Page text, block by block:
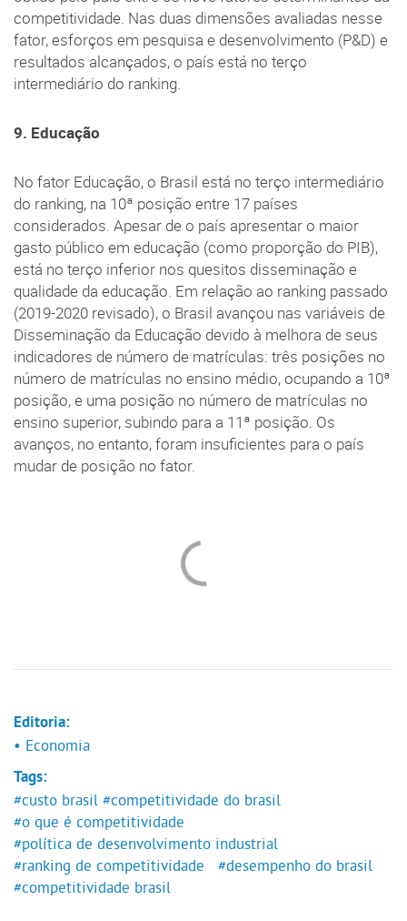
competitividade. Nas duas dimensões avaliadas nesse
fator, esforços em pesquisa e desenvolvimento (P&D) e
resultados alcançados, o país está no terço
intermediário do ranking.
9. Educação
No fator Educação, o Brasil está no terço intermediário
do ranking, na 10ª posição entre 17 países
considerados. Apesar de o país apresentar o maior
gasto público em educação (como proporção do PIB),
está no terço inferior nos quesitos disseminação e
qualidade da educação. Em relação ao ranking passado
(2019-2020 revisado), o Brasil avançou nas variáveis de
Disseminação da Educação devido à melhora de seus
indicadores de número de matrículas: três posições no
número de matrículas no ensino médio, ocupando a 10ª
posição, e uma posição no número de matrículas no
ensino superior, subindo para a 11ª posição. Os
avanços, no entanto, foram insuficientes para o país
mudar de posição no fator.
Editoria:
• Economia
Tags:
#custo brasil #competitividade do brasil
#o que é competitividade
#política de desenvolvimento industrial
#ranking de competitividade
#desempenho do brasil
#competitividade brasil